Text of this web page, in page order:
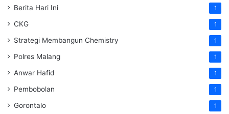
Berita Hari Ini 1
CKG 1
Strategi Membangun Chemistry 1
Polres Malang 1
Anwar Hafid 1
Pembobolan 1
Gorontalo 1